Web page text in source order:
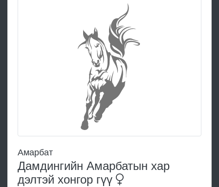
Амарбат
Дамдингийн Амарбатын хар
дэлтэй хонгор гүү